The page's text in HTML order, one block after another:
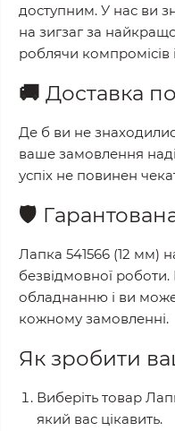
доступним. У нас ви
на зигзаг за
роблячи компромісів
🚚 Доставка по
Де б ви не
ваше замовлення
успіх не повинен
🛡️
Лапка 541566 (12 мм)
безвідмовної
обладнанню і ви
кожному замовленні.
Як зробити
Виберіть товар
який вас цікавить.